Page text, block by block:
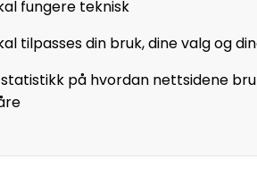
fungere teknisk
tilpasses din bruk, dine valg og
på hvordan nettsidene
å sikre at